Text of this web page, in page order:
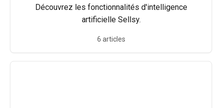
Découvrez les fonctionnalités d'intelligence
artificielle Sellsy.
6 articles